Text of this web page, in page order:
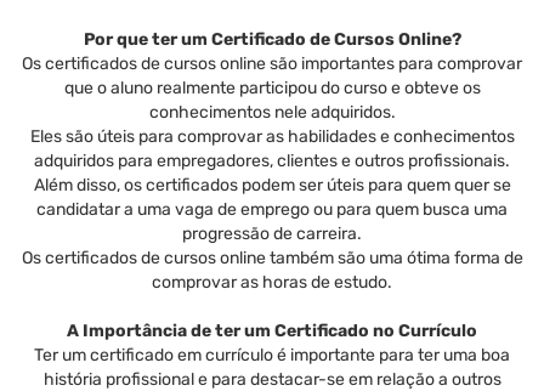
Por que ter um Certificado de Cursos Online?
Os certificados de cursos online são importantes para comprovar
que o aluno realmente participou do curso e obteve os
conhecimentos nele adquiridos.
Eles são úteis para comprovar as habilidades e conhecimentos
adquiridos para empregadores, clientes e outros profissionais.
Além disso, os certificados podem ser úteis para quem quer se
candidatar a uma vaga de emprego ou para quem busca uma
progressão de carreira.
Os certificados de cursos online também são uma ótima forma de
comprovar as horas de estudo.
A Importância de ter um Certificado no Currículo
Ter um certificado em currículo é importante para ter uma boa
história profissional e para destacar-se em relação a outros